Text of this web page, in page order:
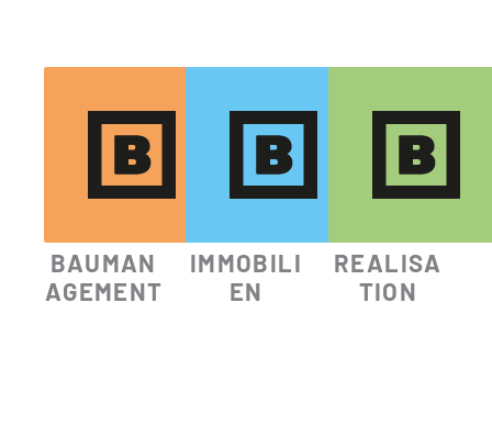
BAUMAN
AGEMENT
IMMOBILI
EN
REALISA
TION